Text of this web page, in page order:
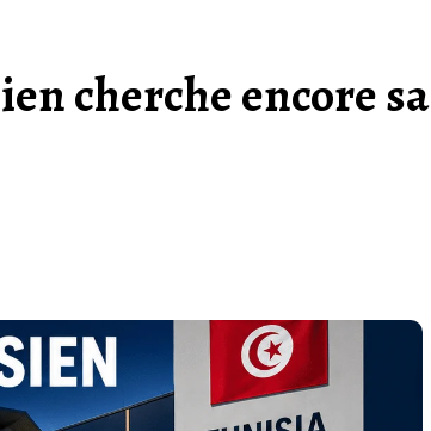
cherche encore sa